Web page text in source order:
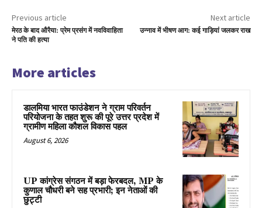
Previous article
मेरठ के बाद औरैया: प्रेम प्रसंग में नवविवाहिता
ने पति की हत्या
Next article
उन्नाव में भीषण आग: कई गाड़ियां जलकर राख
More articles
डालमिया भारत फाउंडेशन ने ग्राम परिवर्तन
परियोजना के तहत शुरू की पूरे उत्तर प्रदेश में
ग्रामीण महिला कौशल विकास पहल
August 6, 2026
UP कांग्रेस संगठन में बड़ा फेरबदल, MP के
कुणाल चौधरी बने सह प्रभारी; इन नेताओं की
छुट्टी